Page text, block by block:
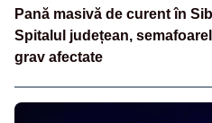
Pană masivă de curent în
Spitalul județean,
grav afectate